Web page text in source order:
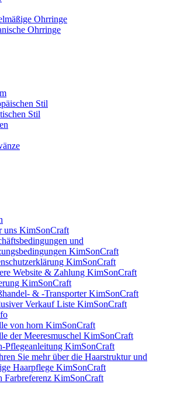
Ohrringe
Ohrringe
Stil
Stil
uns KimSonCraft
und
KimSonCraft
KimSonCraft
Website & Zahlung KimSonCraft
KimSonCraft
& -Transporter KimSonCraft
Verkauf Liste KimSonCraft
von horn KimSonCraft
der Meeresmuschel KimSonCraft
Pflegeanleitung KimSonCraft
Sie mehr über die Haarstruktur und
Haarpflege KimSonCraft
Farbreferenz KimSonCraft